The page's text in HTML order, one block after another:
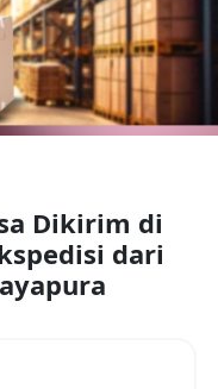
Dikirim di
dari